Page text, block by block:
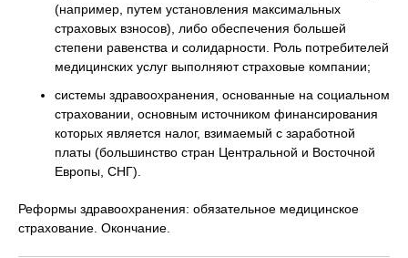
(например, путем установления максимальных
страховых взносов), либо обеспечения большей
степени равенства и солидарности. Роль потребителей
медицинских услуг выполняют страховые компании;
системы здравоохранения, основанные на социальном
страховании, основным источником финансирования
которых является налог, взимаемый с заработной
платы (большинство стран Центральной и Восточной
Европы, СНГ).
Реформы здравоохранения: обязательное медицинское
страхование. Окончание.